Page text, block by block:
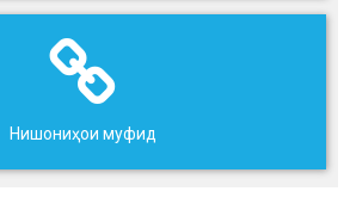
Нишониҳои муфид